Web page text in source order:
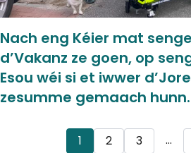
Nach eng Kéier mat
d’Vakanz ze goen, op
Esou wéi si et iwwer
zesumme gemaach hunn.
1 2 3 …